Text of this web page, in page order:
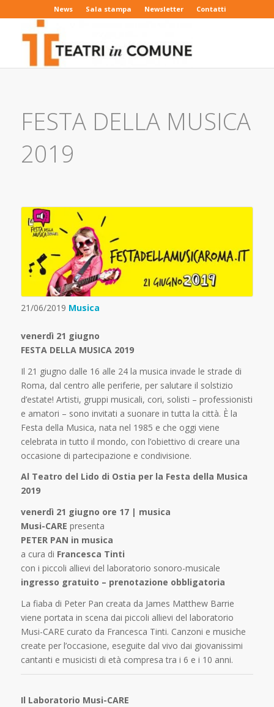
News Sala stampa Newsletter Contatti
FESTA DELLA MUSICA
2019
21/06/2019 Musica
venerdì 21 giugno
FESTA DELLA MUSICA 2019
Il 21 giugno dalle 16 alle 24 la musica invade le strade di
Roma, dal centro alle periferie, per salutare il solstizio
d’estate! Artisti, gruppi musicali, cori, solisti – professionisti
e amatori – sono invitati a suonare in tutta la città. È la
Festa della Musica, nata nel 1985 e che oggi viene
celebrata in tutto il mondo, con l’obiettivo di creare una
occasione di partecipazione e condivisione.
Al Teatro del Lido di Ostia per la Festa della Musica
2019
venerdì 21 giugno ore 17 | musica
Musi-CARE presenta
PETER PAN in musica
a cura di Francesca Tinti
con i piccoli allievi del laboratorio sonoro-musicale
ingresso gratuito – prenotazione obbligatoria
La fiaba di Peter Pan creata da James Matthew Barrie
viene portata in scena dai piccoli allievi del laboratorio
Musi-CARE curato da Francesca Tinti. Canzoni e musiche
create per l’occasione, eseguite dal vivo dai giovanissimi
cantanti e musicisti di età compresa tra i 6 e i 10 anni.
Il Laboratorio Musi-CARE